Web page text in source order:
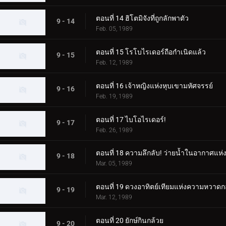
9 - 14 ตอนที่ 14 ฮิโตมิจังที่ถูกลักพาตัว
Feb. 05, 1989
9 - 15 ตอนที่ 15 โรโบไรเดอร์ถือกำเนิดแล้ว
Feb. 12, 1989
9 - 16 ตอนที่ 16 เจ้าหญิงแห่งหุบเขามหัศจรรย์
Feb. 19, 1989
9 - 17 ตอนที่ 17 ไบโอไรเดอร์!
Feb. 26, 1989
9 - 18 ตอนที่ 18 ความลึกลับ! ว่ายน้ำในอากาศแห่
Mar. 05, 1989
9 - 19 ตอนที่ 19 ดวงอาทิตย์เทียมแห่งความหวาด
Mar. 12, 1989
9 - 20 ตอนที่ 20 ยักษ์กินกล้วย